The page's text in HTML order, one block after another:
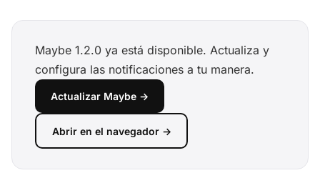
Maybe 1.2.0 ya está disponible. Actualiza y
configura las notificaciones a tu manera.
Actualizar Maybe →
Abrir en el navegador →